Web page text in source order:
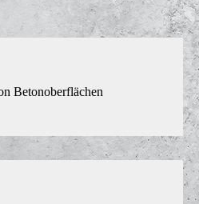
Betonoberflächen